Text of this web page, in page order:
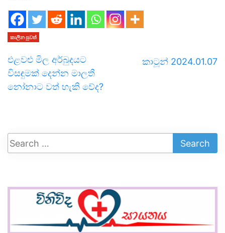
කාලීන පුවත්
එළවළු මිල අර්බුදයට
විසඳුමක් දෙන්න මාලතී
නෝනාට වත් හැකි වේද?
කාටූන් 2024.01.07